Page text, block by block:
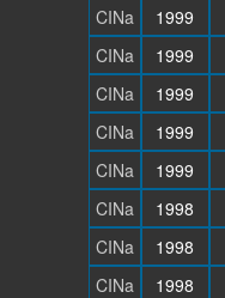
CINa
1999
CINa
1999
CINa
1999
CINa
1999
CINa
1999
CINa
1998
CINa
1998
CINa
1998